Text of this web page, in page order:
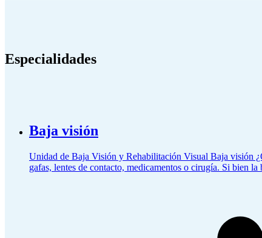
Especialidades
Baja visión
Unidad de Baja Visión y Rehabilitación Visual Baja visión
gafas, lentes de contacto, medicamentos o cirugía. Si bien